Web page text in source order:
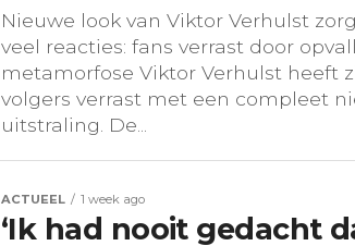
Nieuwe look van Viktor Verhulst
veel reacties: fans verrast door
metamorfose Viktor Verhulst heeft
volgers verrast met een compleet
uitstraling. De...
ACTUEEL 1 week ago
‘Ik had nooit gedacht